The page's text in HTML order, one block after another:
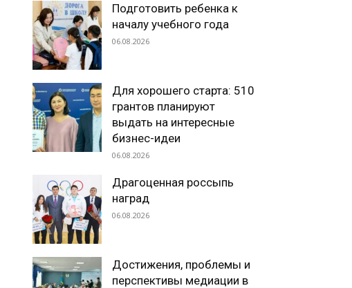
Подготовить ребенка к
началу учебного года
06.08.2026
Для хорошего старта: 510
грантов планируют
выдать на интересные
бизнес-идеи
06.08.2026
Драгоценная россыпь
наград
06.08.2026
Достижения, проблемы и
перспективы медиации в